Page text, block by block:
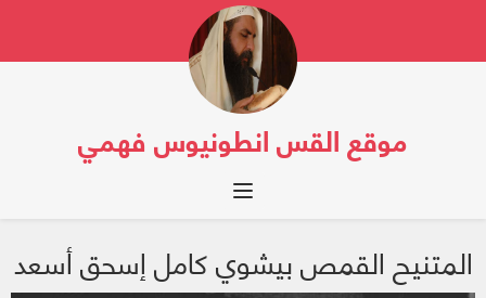
موقع القس انطونيوس فهمي
Toggle navigation
المتنيح القمص بيشوي كامل إسحق أسعد